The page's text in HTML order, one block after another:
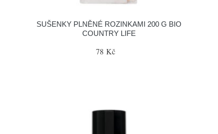
SUŠENKY PLNĚNÉ ROZINKAMI 200 G BIO
COUNTRY LIFE
78 Kč